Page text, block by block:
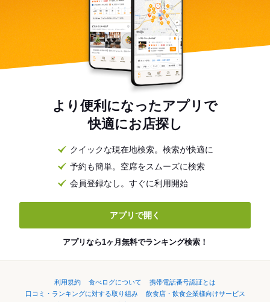
より便利になったアプリで
快適にお店探し
クイックな現在地検索。検索が快適に
予約も簡単。空席をスムーズに検索
会員登録なし。すぐに利用開始
アプリで開く
アプリなら1ヶ月無料でランキング検索！
利用規約 食べログについて
携帯電話番号認証とは
口コミ・ランキングに対する取り組み
飲食店・飲食企業様向けサービス